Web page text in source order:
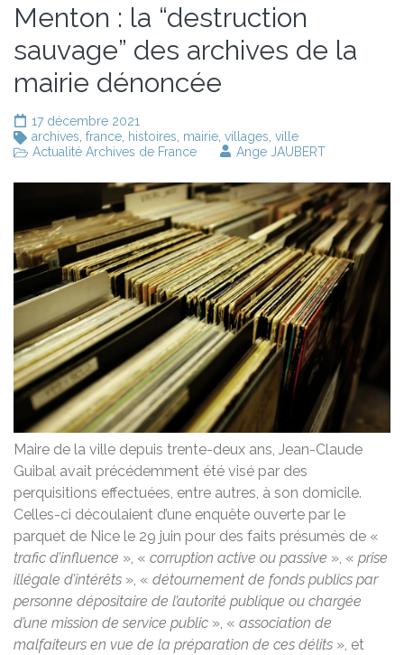
Menton : la “destruction
sauvage” des archives de la
mairie dénoncée
17 décembre 2021
archives france histoires mairie villages ville
Actualité Archives de France
Ange JAUBERT
Maire de la ville depuis trente-deux ans, Jean-Claude
Guibal avait précédemment été visé par des
perquisitions effectuées, entre autres, à son domicile.
Celles-ci découlaient d’une enquête ouverte par le
parquet de Nice le 29 juin pour des faits présumés de «
trafic d’influence », « corruption active ou passive », « prise
illégale d’intérêts », « détournement de fonds publics par
personne dépositaire de l’autorité publique ou chargée
d’une mission de service public », « association de
malfaiteurs en vue de la préparation de ces délits », et